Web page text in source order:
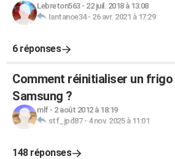
Lebreton563- 22 juil. 2018 à 13:08
Iantanoe34- 26 avr. 2021 à 17:29
6 réponses
Comment réinitialiser un
Samsung ?
mlf- 2 août 2012 à 18:19
stf_jpd87- 4 nov. 2025 à 11:01
148 réponses